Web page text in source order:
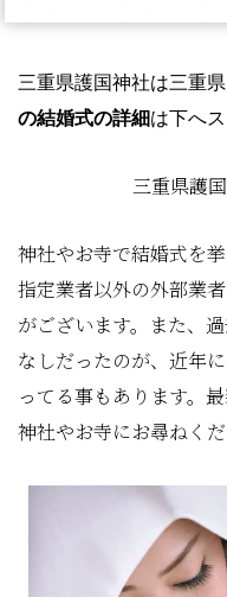
三重県護国神社は三重
の結婚式の詳細は下へ
三重県護
神社やお寺で結婚式を
指定業者以外の外部業
がございます。また、
なしだったのが、近年
ってる事もあります。
神社やお寺にお尋ねくだ